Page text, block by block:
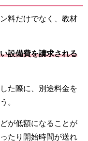
料だけでなく、教材
設備費を請求される
た際に、別途料金を
。
が低額になることが
たり開始時間が送れ